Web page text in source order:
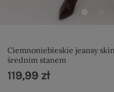
Ciemnoniebieskie jeansy
średnim stanem
119,99 zł